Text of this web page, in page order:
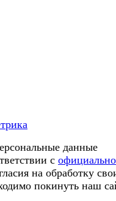
данные
с
на обработку
покинуть наш